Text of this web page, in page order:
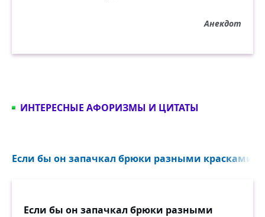
Анекдот
ИНТЕРЕСНЫЕ АФОРИЗМЫ И ЦИТАТЫ
Если бы он запачкал брюки разными красками,
Если бы он запачкал брюки разными